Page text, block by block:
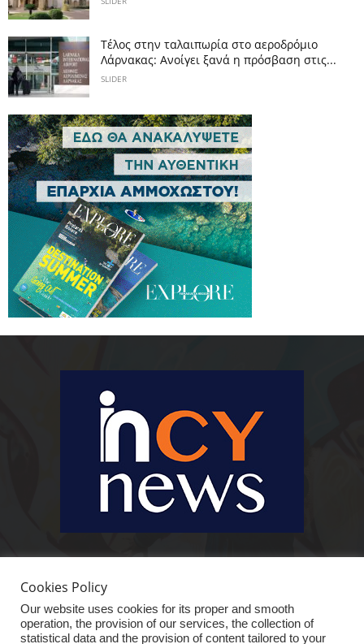
Tέλος στην ταλαιπωρία στο αεροδρόμιο
Λάρνακας: Ανοίγει ξανά η πρόσβαση στις...
SLIDER
είστε πραγματικά in cynews στην επικαιρότητα.
Cookies Policy
Our website uses cookies for its proper and smooth
operation, the provision of our services, the collection of
statistical data and the provision of content tailored to your